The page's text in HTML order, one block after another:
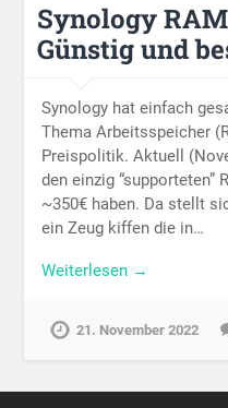
Synology
Günstig und
Synology hat einfach
Thema Arbeitsspeicher
Preispolitik. Aktuell
den einzig “supporteten”
~350€ haben. Da stellt
ein Zeug kiffen die in…
Weiterlesen →
21. November 2022